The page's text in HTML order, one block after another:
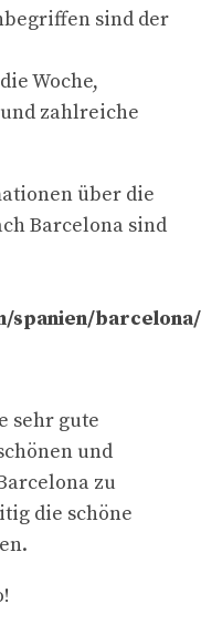
sind der
Woche,
zahlreiche
über die
Barcelona sind
spanien/barcelona/
sehr gute
und
zu
die schöne